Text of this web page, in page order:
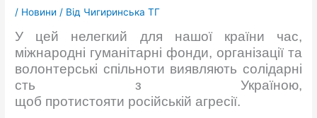
/ Новини / Від Чигиринська ТГ
У цей нелегкий для нашої країни час,
міжнародні гуманітарні фонди, організації та
волонтерські спільноти виявляють солідарні
сть з Україною,
щоб протистояти російській агресії.